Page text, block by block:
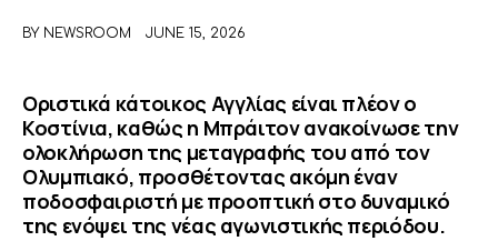
MEET THE TEAM
BY NEWSROOM JUNE 15, 2026
Οριστικά κάτοικος Αγγλίας είναι πλέον ο
Κοστίνια, καθώς η Μπράιτον ανακοίνωσε την
ολοκλήρωση της μεταγραφής του από τον
Ολυμπιακό, προσθέτοντας ακόμη έναν
ποδοσφαιριστή με προοπτική στο δυναμικό
της ενόψει της νέας αγωνιστικής περιόδου.